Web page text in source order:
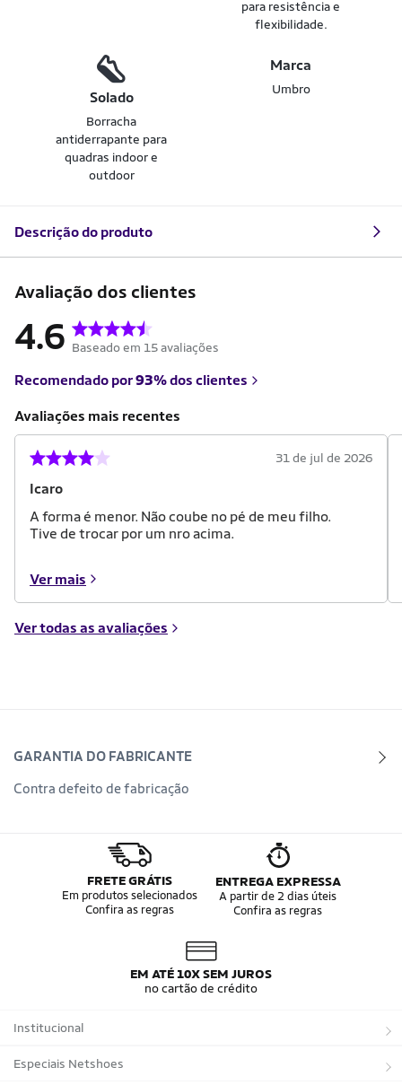
para resistência e
flexibilidade.
Solado
Borracha
antiderrapante para
quadras indoor e
outdoor
Marca
Umbro
Descrição do produto
Avaliação dos clientes
4.6 Baseado em 15 avaliações
Recomendado por93%dos clientes
Avaliações mais recentes
Icaro
31 de jul de 2026
A forma é menor. Não coube no pé de meu filho.
Tive de trocar por um nro acima.
Ver mais
Ver todas as avaliações
GARANTIA DO FABRICANTE
Contra defeito de fabricação
FRETE GRÁTIS
Em produtos selecionados
Confira as regras
ENTREGA EXPRESSA
A partir de 2 dias úteis
Confira as regras
EM ATÉ 10X SEM JUROS
no cartão de crédito
Institucional
Sobre a Netshoes
Especiais Netshoes